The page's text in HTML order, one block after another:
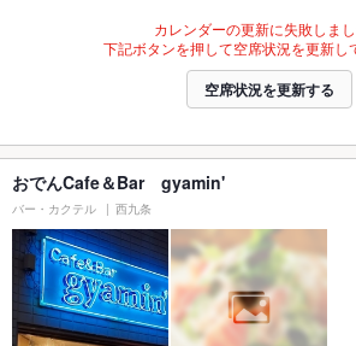
カレンダーの更新に失敗しまし
下記ボタンを押して空席状況を更新し
空席状況を更新する
おでんCafe＆Bar gyamin'
バー・カクテル 西九条